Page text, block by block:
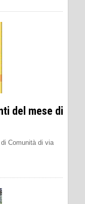
del mese di
Comunità di via